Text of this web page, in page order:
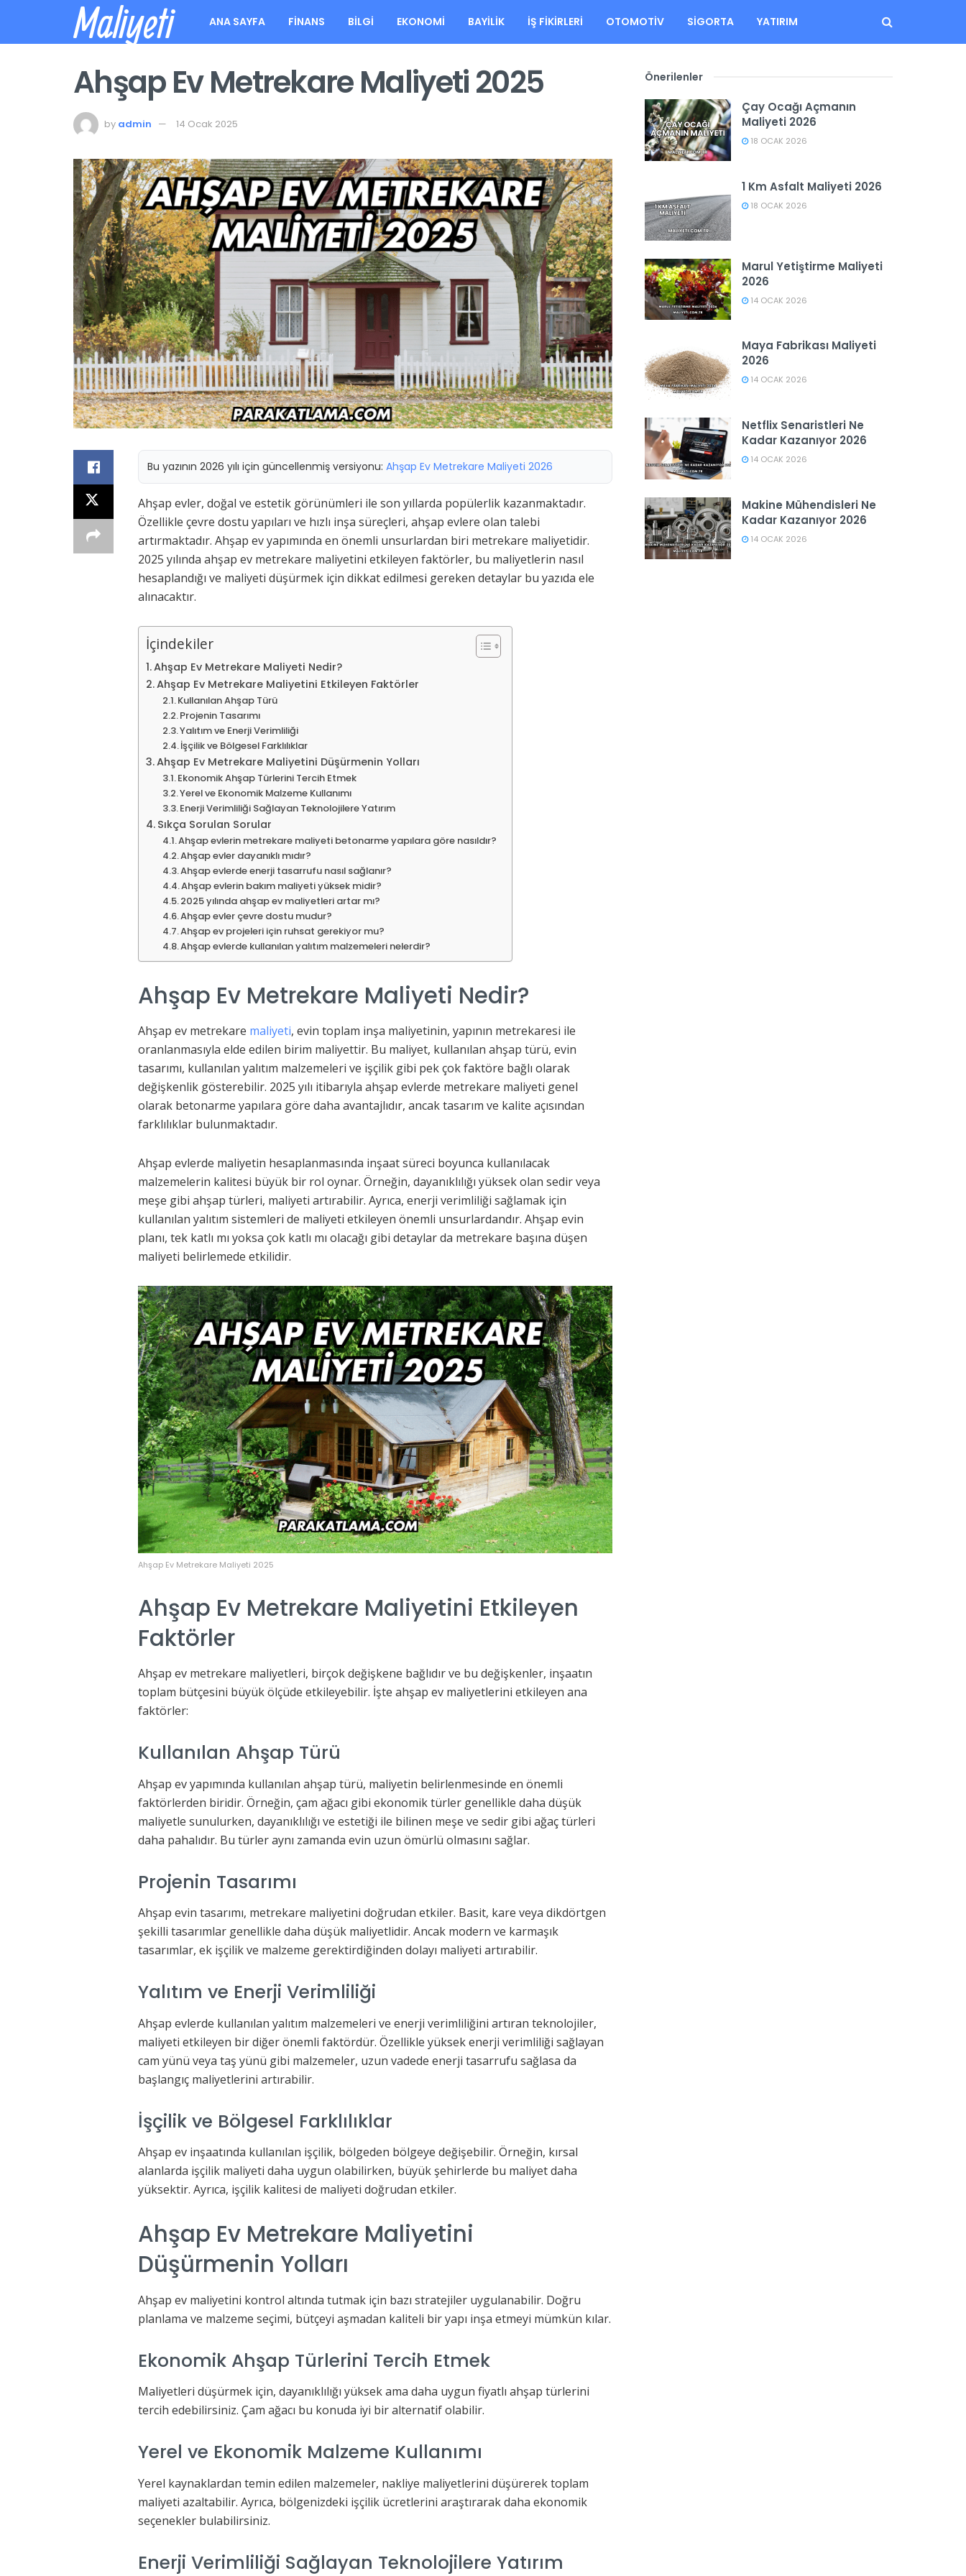
Maliyeti ANA SAYFA FINANS BILGI EKONOMI BAYILIK İŞ FIKIRLERI OTOMOTIV SIGORTA YATIRIM
Ahşap Ev Metrekare Maliyeti 2025
by admin 14 Ocak 2025
Bu yazının 2026 yılı için güncellenmiş versiyonu: Ahşap Ev Metrekare Maliyeti 2026
Ahşap evler, doğal ve estetik görünümleri ile son yıllarda popülerlik kazanmaktadır.
Özellikle çevre dostu yapıları ve hızlı inşa süreçleri, ahşap evlere olan talebi
artırmaktadır. Ahşap ev yapımında en önemli unsurlardan biri metrekare maliyetidir.
2025 yılında ahşap ev metrekare maliyetini etkileyen faktörler, bu maliyetlerin nasıl
hesaplandığı ve maliyeti düşürmek için dikkat edilmesi gereken detaylar bu yazıda ele
alınacaktır.
İçindekiler
Ahşap Ev Metrekare Maliyeti Nedir?
Ahşap Ev Metrekare Maliyetini Etkileyen Faktörler
Kullanılan Ahşap Türü
Projenin Tasarımı
Yalıtım ve Enerji Verimliliği
İşçilik ve Bölgesel Farklılıklar
Ahşap Ev Metrekare Maliyetini Düşürmenin Yolları
Ekonomik Ahşap Türlerini Tercih Etmek
Yerel ve Ekonomik Malzeme Kullanımı
Enerji Verimliliği Sağlayan Teknolojilere Yatırım
Sıkça Sorulan Sorular
Ahşap evlerin metrekare maliyeti betonarme yapılara göre nasıldır?
Ahşap evler dayanıklı mıdır?
Ahşap evlerde enerji tasarrufu nasıl sağlanır?
Ahşap evlerin bakım maliyeti yüksek midir?
2025 yılında ahşap ev maliyetleri artar mı?
Ahşap evler çevre dostu mudur?
Ahşap ev projeleri için ruhsat gerekiyor mu?
Ahşap evlerde kullanılan yalıtım malzemeleri nelerdir?
Ahşap Ev Metrekare Maliyeti Nedir?
Ahşap ev metrekare maliyeti, evin toplam inşa maliyetinin, yapının metrekaresi ile
oranlanmasıyla elde edilen birim maliyettir. Bu maliyet, kullanılan ahşap türü, evin
tasarımı, kullanılan yalıtım malzemeleri ve işçilik gibi pek çok faktöre bağlı olarak
değişkenlik gösterebilir. 2025 yılı itibarıyla ahşap evlerde metrekare maliyeti genel
olarak betonarme yapılara göre daha avantajlıdır, ancak tasarım ve kalite açısından
farklılıklar bulunmaktadır.
Ahşap evlerde maliyetin hesaplanmasında inşaat süreci boyunca kullanılacak
malzemelerin kalitesi büyük bir rol oynar. Örneğin, dayanıklılığı yüksek olan sedir veya
meşe gibi ahşap türleri, maliyeti artırabilir. Ayrıca, enerji verimliliği sağlamak için
kullanılan yalıtım sistemleri de maliyeti etkileyen önemli unsurlardandır. Ahşap evin
planı, tek katlı mı yoksa çok katlı mı olacağı gibi detaylar da metrekare başına düşen
maliyeti belirlemede etkilidir.
Ahşap Ev Metrekare Maliyeti 2025
Ahşap Ev Metrekare Maliyetini Etkileyen
Faktörler
Ahşap ev metrekare maliyetleri, birçok değişkene bağlıdır ve bu değişkenler, inşaatın
toplam bütçesini büyük ölçüde etkileyebilir. İşte ahşap ev maliyetlerini etkileyen ana
faktörler:
Kullanılan Ahşap Türü
Ahşap ev yapımında kullanılan ahşap türü, maliyetin belirlenmesinde en önemli
faktörlerden biridir. Örneğin, çam ağacı gibi ekonomik türler genellikle daha düşük
maliyetle sunulurken, dayanıklılığı ve estetiği ile bilinen meşe ve sedir gibi ağaç türleri
daha pahalıdır. Bu türler aynı zamanda evin uzun ömürlü olmasını sağlar.
Projenin Tasarımı
Ahşap evin tasarımı, metrekare maliyetini doğrudan etkiler. Basit, kare veya dikdörtgen
şekilli tasarımlar genellikle daha düşük maliyetlidir. Ancak modern ve karmaşık
tasarımlar, ek işçilik ve malzeme gerektirdiğinden dolayı maliyeti artırabilir.
Yalıtım ve Enerji Verimliliği
Ahşap evlerde kullanılan yalıtım malzemeleri ve enerji verimliliğini artıran teknolojiler,
maliyeti etkileyen bir diğer önemli faktördür. Özellikle yüksek enerji verimliliği sağlayan
cam yünü veya taş yünü gibi malzemeler, uzun vadede enerji tasarrufu sağlasa da
başlangıç maliyetlerini artırabilir.
İşçilik ve Bölgesel Farklılıklar
Ahşap ev inşaatında kullanılan işçilik, bölgeden bölgeye değişebilir. Örneğin, kırsal
alanlarda işçilik maliyeti daha uygun olabilirken, büyük şehirlerde bu maliyet daha
yüksektir. Ayrıca, işçilik kalitesi de maliyeti doğrudan etkiler.
Ahşap Ev Metrekare Maliyetini
Düşürmenin Yolları
Ahşap ev maliyetini kontrol altında tutmak için bazı stratejiler uygulanabilir. Doğru
planlama ve malzeme seçimi, bütçeyi aşmadan kaliteli bir yapı inşa etmeyi mümkün kılar.
Ekonomik Ahşap Türlerini Tercih Etmek
Maliyetleri düşürmek için, dayanıklılığı yüksek ama daha uygun fiyatlı ahşap türlerini
tercih edebilirsiniz. Çam ağacı bu konuda iyi bir alternatif olabilir.
Yerel ve Ekonomik Malzeme Kullanımı
Yerel kaynaklardan temin edilen malzemeler, nakliye maliyetlerini düşürerek toplam
maliyeti azaltabilir. Ayrıca, bölgenizdeki işçilik ücretlerini araştırarak daha ekonomik
seçenekler bulabilirsiniz.
Enerji Verimliliği Sağlayan Teknolojilere Yatırım
Önerilenler
Çay Ocağı Açmanın
Maliyeti 2026
18 OCAK 2026
1 Km Asfalt Maliyeti 2026
18 OCAK 2026
Marul Yetiştirme Maliyeti
2026
14 OCAK 2026
Maya Fabrikası Maliyeti
2026
14 OCAK 2026
Netflix Senaristleri Ne
Kadar Kazanıyor 2026
14 OCAK 2026
Makine Mühendisleri Ne
Kadar Kazanıyor 2026
14 OCAK 2026